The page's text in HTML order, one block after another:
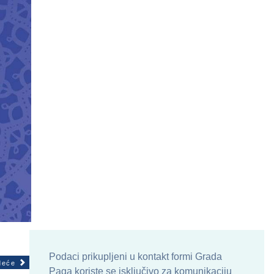
Podaci prikupljeni u kontakt formi Grada
Paga koriste se isključivo za komunikaciju